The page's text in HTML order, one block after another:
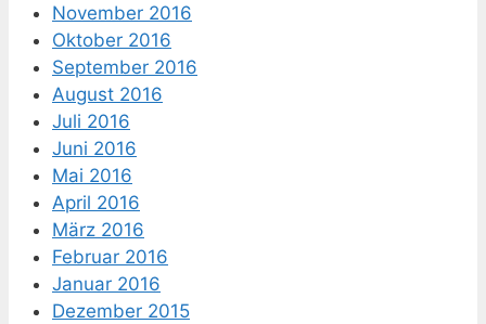
November 2016
Oktober 2016
September 2016
August 2016
Juli 2016
Juni 2016
Mai 2016
April 2016
März 2016
Februar 2016
Januar 2016
Dezember 2015